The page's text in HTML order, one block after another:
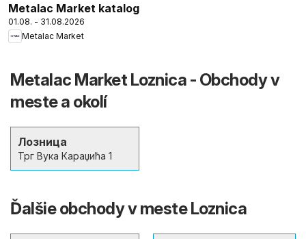
Metalac Market katalog
01.08. - 31.08.2026
Metalac Market
Metalac Market Loznica - Obchody v
meste a okolí
Лозница
Трг Вука Караџића 1
Ďalšie obchody v meste Loznica